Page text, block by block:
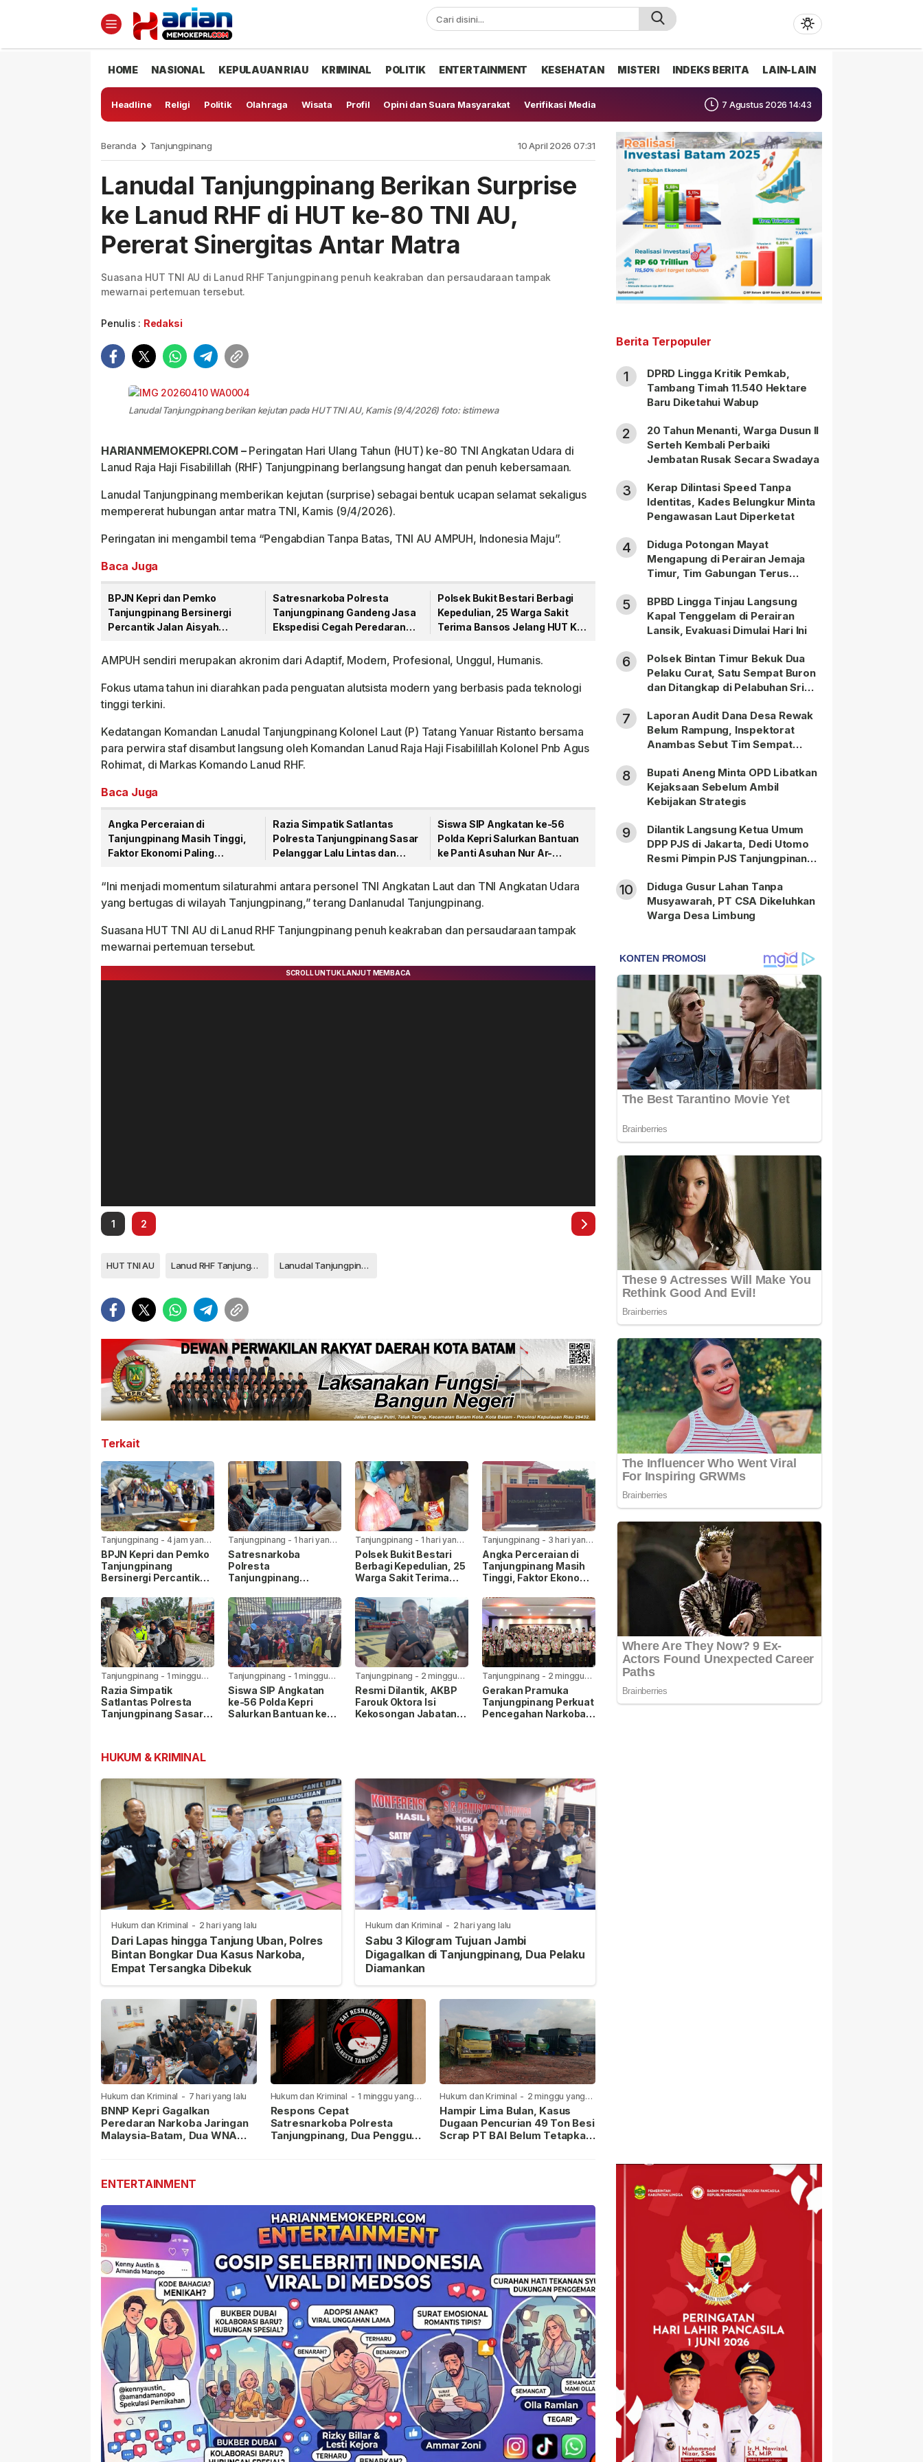
HOME NASIONAL KEPULAUAN RIAU KRIMINAL POLITIK ENTERTAINMENT KESEHATAN MISTERI INDEKS BERITA LAIN-LAIN
Headline Religi Politik Olahraga Wisata Profil Opini dan Suara Masyarakat Verifikasi Media 7 Agustus 2026 14:43
Beranda Tanjungpinang 10 April 2026 07:31
Lanudal Tanjungpinang Berikan Surprise
ke Lanud RHF di HUT ke-80 TNI AU,
Pererat Sinergitas Antar Matra
Suasana HUT TNI AU di Lanud RHF Tanjungpinang penuh keakraban dan persaudaraan tampak
mewarnai pertemuan tersebut.
Penulis : Redaksi
Lanudal Tanjungpinang berikan kejutan pada HUT TNI AU, Kamis (9/4/2026) foto: istimewa
HARIANMEMOKEPRI.COM –Peringatan Hari Ulang Tahun (HUT) ke-80 TNI Angkatan Udara di
Lanud Raja Haji Fisabilillah (RHF) Tanjungpinang berlangsung hangat dan penuh kebersamaan.
Lanudal Tanjungpinang memberikan kejutan (surprise) sebagai bentuk ucapan selamat sekaligus
mempererat hubungan antar matra TNI, Kamis (9/4/2026).
Peringatan ini mengambil tema “Pengabdian Tanpa Batas, TNI AU AMPUH, Indonesia Maju”.
Baca Juga
BPJN Kepri dan Pemko
Tanjungpinang Bersinergi
Percantik Jalan Aisyah
Satresnarkoba Polresta
Tanjungpinang Gandeng Jasa
Ekspedisi Cegah Peredaran
Polsek Bukit Bestari Berbagi
Kepedulian, 25 Warga Sakit
Terima Bansos Jelang HUT Ke-
AMPUH sendiri merupakan akronim dari Adaptif, Modern, Profesional, Unggul, Humanis.
Fokus utama tahun ini diarahkan pada penguatan alutsista modern yang berbasis pada teknologi
tinggi terkini.
Kedatangan Komandan Lanudal Tanjungpinang Kolonel Laut (P) Tatang Yanuar Ristanto bersama
para perwira staf disambut langsung oleh Komandan Lanud Raja Haji Fisabilillah Kolonel Pnb Agus
Rohimat, di Markas Komando Lanud RHF.
Baca Juga
Angka Perceraian di
Tanjungpinang Masih Tinggi,
Faktor Ekonomi Paling
Razia Simpatik Satlantas
Polresta Tanjungpinang Sasar
Pelanggar Lalu Lintas dan
Siswa SIP Angkatan ke-56
Polda Kepri Salurkan Bantuan
ke Panti Asuhan Nur Ar-
“Ini menjadi momentum silaturahmi antara personel TNI Angkatan Laut dan TNI Angkatan Udara
yang bertugas di wilayah Tanjungpinang,” terang Danlanudal Tanjungpinang.
Suasana HUT TNI AU di Lanud RHF Tanjungpinang penuh keakraban dan persaudaraan tampak
mewarnai pertemuan tersebut.
1 2
HUT TNI AU Lanud RHF Tanjungpinang Lanudal Tanjungpinang
Terkait
Tanjungpinang - 4 jam yang
lalu
BPJN Kepri dan Pemko
Tanjungpinang
Bersinergi Percantik
Menjelang HUT RI
Tanjungpinang - 1 hari yang
lalu
Satresnarkoba
Polresta
Tanjungpinang
Ekspedisi Cegah
Peredaran Narkoba
Lewat Paket Kiriman
Tanjungpinang - 1 hari yang
lalu
Polsek Bukit Bestari
Berbagi Kepedulian, 25
Warga Sakit Terima
81 RI
Tanjungpinang - 3 hari yang
lalu
Angka Perceraian di
Tanjungpinang Masih
Tinggi, Faktor Ekonomi
Tanjungpinang - 1 minggu
yang lalu
Razia Simpatik
Satlantas Polresta
Tanjungpinang Sasar
Tanjungpinang - 1 minggu
yang lalu
Siswa SIP Angkatan
ke-56 Polda Kepri
Salurkan Bantuan ke
Tanjungpinang - 2 minggu
yang lalu
Resmi Dilantik, AKBP
Farouk Oktora Isi
Kekosongan Jabatan
Tanjungpinang - 2 minggu
yang lalu
Gerakan Pramuka
Tanjungpinang Perkuat
Pencegahan Narkoba
HUKUM & KRIMINAL
Hukum dan Kriminal - 2 hari yang lalu
Dari Lapas hingga Tanjung Uban, Polres
Bintan Bongkar Dua Kasus Narkoba,
Empat Tersangka Dibekuk
Hukum dan Kriminal - 2 hari yang lalu
Sabu 3 Kilogram Tujuan Jambi
Digagalkan di Tanjungpinang, Dua Pelaku
Diamankan
Hukum dan Kriminal - 7 hari yang lalu
BNNP Kepri Gagalkan
Peredaran Narkoba Jaringan
Malaysia-Batam, Dua WNA
Hukum dan Kriminal - 1 minggu yang
lalu
Respons Cepat
Satresnarkoba Polresta
Tanjungpinang, Dua Pengguna
Hukum dan Kriminal - 2 minggu yang
lalu
Hampir Lima Bulan, Kasus
Dugaan Pencurian 49 Ton Besi
Scrap PT BAI Belum Tetapkan
ENTERTAINMENT
Berita Terpopuler
1
DPRD Lingga Kritik Pemkab,
Tambang Timah 11.540 Hektare
Baru Diketahui Wabup
2
20 Tahun Menanti, Warga Dusun II
Serteh Kembali Perbaiki
Jembatan Rusak Secara Swadaya
3
Kerap Dilintasi Speed Tanpa
Identitas, Kades Belungkur Minta
Pengawasan Laut Diperketat
4
Diduga Potongan Mayat
Mengapung di Perairan Jemaja
Timur, Tim Gabungan Terus
5
BPBD Lingga Tinjau Langsung
Kapal Tenggelam di Perairan
Lansik, Evakuasi Dimulai Hari Ini
6
Polsek Bintan Timur Bekuk Dua
Pelaku Curat, Satu Sempat Buron
dan Ditangkap di Pelabuhan Sri
7
Laporan Audit Dana Desa Rewak
Belum Rampung, Inspektorat
Anambas Sebut Tim Sempat
8
Bupati Aneng Minta OPD Libatkan
Kejaksaan Sebelum Ambil
Kebijakan Strategis
9
Dilantik Langsung Ketua Umum
DPP PJS di Jakarta, Dedi Utomo
Resmi Pimpin PJS Tanjungpinang-
10
Diduga Gusur Lahan Tanpa
Musyawarah, PT CSA Dikeluhkan
Warga Desa Limbung